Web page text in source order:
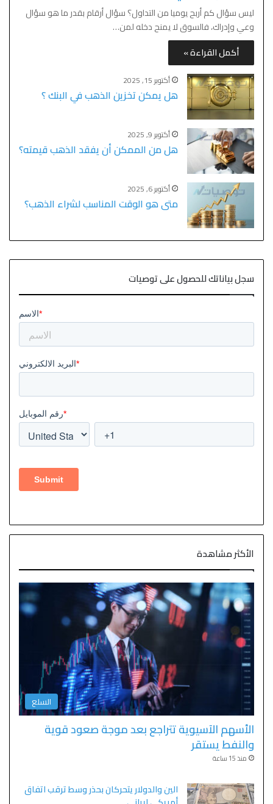
ليس سؤال كم أربح يوميا من التداول؟ سؤال أرقام بقدر ما هو سؤال
وعي وإدراك، فالسوق لا يمنح دخله لمن…
أكمل القراءة »
أكتوبر 15, 2025
هل يمكن تخزين الذهب في البنك ؟
أكتوبر 9, 2025
هل من الممكن أن يفقد الذهب قيمته؟
أكتوبر 6, 2025
متى هو الوقت المناسب لشراء الذهب؟
سجل بياناتك للحصول على توصيات
الأكثر مشاهدة
السلع
الأسهم الآسيوية تتراجع بعد موجة صعود قوية
والنفط يستقر
منذ 15 ساعة
الين والدولار يتحركان بحذر وسط ترقب اتفاق